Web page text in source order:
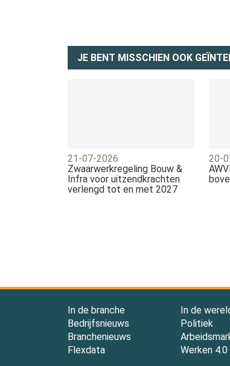
JE BENT MISSCHIEN OOK
21-07-2026
Zwaarwerkregeling Bouw &
Infra voor uitzendkrachten
verlengd tot en met 2027
20-
In de branche
Bedrijfsnieuws
Branchenieuws
Flexdata
In de
Politiek
Werken 4.0